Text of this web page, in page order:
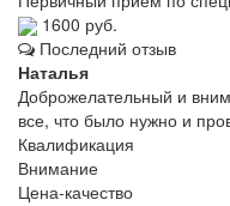
1600 руб.
Последний отзыв
Наталья
Доброжелательный и
все, что было нужно и
Квалификация
Внимание
Цена-качество